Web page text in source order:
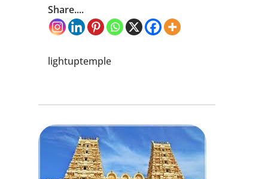
Share....
lightuptemple